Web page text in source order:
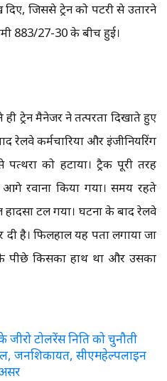
जिससे ट्रेन को पटरी से उतारने
883/27-30 के बीच हुई।
ही ट्रेन मैनेजर ने तत्परता दिखाते हुए
रेलवे कर्मचारियों और इंजीनियरिंग
को हटाया। ट्रैक पूरी तरह
आगे रवाना किया गया। समय रहते
टल गया। घटना के बाद रेलवे
है। फिलहाल यह पता लगाया जा
पीछे किसका हाथ था और उसका
के जीरो टोलरेंस निति को चुनौती
जनशिकायत, सीएमहेल्पलाइन